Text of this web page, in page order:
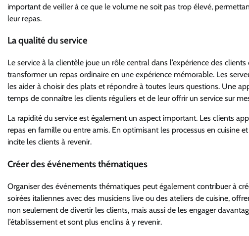
important de veiller à ce que le volume ne soit pas trop élevé,
leur repas.
La qualité du service
Le service à la clientèle joue un rôle central dans l’expérience des
transformer un repas ordinaire en une expérience mémorable. Les
les aider à choisir des plats et répondre à toutes leurs questions. Une
temps de connaître les clients réguliers et de leur offrir un service sur
La rapidité du service est également un aspect important. Les clients
repas en famille ou entre amis. En optimisant les processus en cuisine
incite les clients à revenir.
Créer des événements thématiques
Organiser des événements thématiques peut également contribuer à
soirées italiennes avec des musiciens live ou des ateliers de cuisine,
non seulement de divertir les clients, mais aussi de les engager
l’établissement et sont plus enclins à y revenir.